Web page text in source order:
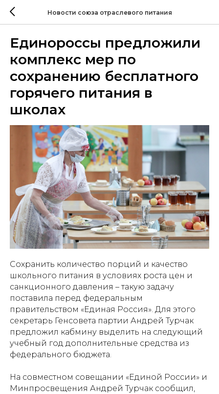
Новости союза отраслевого питания
Единороссы предложили
комплекс мер по
сохранению бесплатного
горячего питания в
школах
Сохранить количество порций и качество
школьного питания в условиях роста цен и
санкционного давления – такую задачу
поставила перед федеральным
правительством «Единая Россия». Для этого
секретарь Генсовета партии Андрей Турчак
предложил кабмину выделить на следующий
учебный год дополнительные средства из
федерального бюджета.
На совместном совещании «Единой России» и
Минпросвещения Андрей Турчак сообщил,